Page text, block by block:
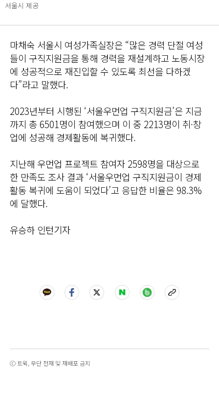
서울시 제공
마채숙 서울시 여성가족실장은 “많은 경력 단절 여성
들이 구직지원금을 통해 경력을 재설계하고 노동시장
에 성공적으로 재진입할 수 있도록 최선을 다하겠
다”라고 말했다.
2023년부터 시행된 ‘서울우먼업 구직지원금’은 지금
까지 총 6501명이 참여했으며 이 중 2213명이 취·창
업에 성공해 경제활동에 복귀했다.
지난해 우먼업 프로젝트 참여자 2598명을 대상으로
한 만족도 조사 결과 ‘서울우먼업 구직지원금이 경제
활동 복귀에 도움이 되었다’고 응답한 비율은 98.3%
에 달했다.
유승하 인턴기자
ⓒ 트윅, 무단 전재 및 재배포 금지